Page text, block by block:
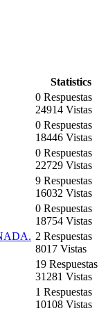
Statistics
0 Respuestas
24914 Vistas
0 Respuestas
18446 Vistas
0 Respuestas
22729 Vistas
9 Respuestas
16032 Vistas
0 Respuestas
18754 Vistas
2 Respuestas
8017 Vistas
19 Respuestas
31281 Vistas
1 Respuestas
10108 Vistas